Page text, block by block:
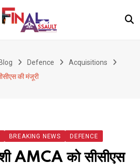
Blog Defence
Acquisitions
की मंजूरी
BREAKING NEWS DEFENCE
AMCA को सीसीएस